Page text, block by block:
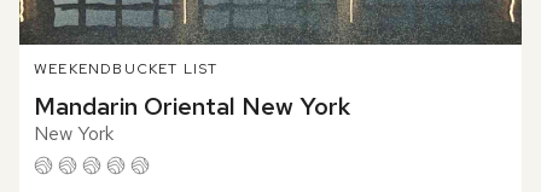
WEEKENDBUCKET LIST
Mandarin Oriental New York
New York